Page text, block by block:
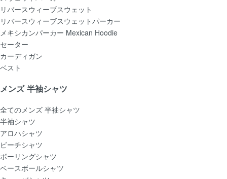
リバースウィーブスウェット
リバースウィーブスウェットパーカー
メキシカンパーカー Mexican Hoodie
セーター
カーディガン
ベスト
メンズ 半袖シャツ
全てのメンズ 半袖シャツ
半袖シャツ
アロハシャツ
ビーチシャツ
ボーリングシャツ
ベースボールシャツ